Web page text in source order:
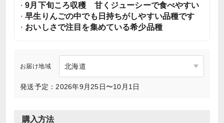
9月下旬ころ収穫 甘くジューシーで食べやすい
早生りんごの中でも日持ちがしやすい品種です
おいしさで注目を集めている希少品種
お届け地域
発送予定：2026年9月25日〜10月1日
購入方法